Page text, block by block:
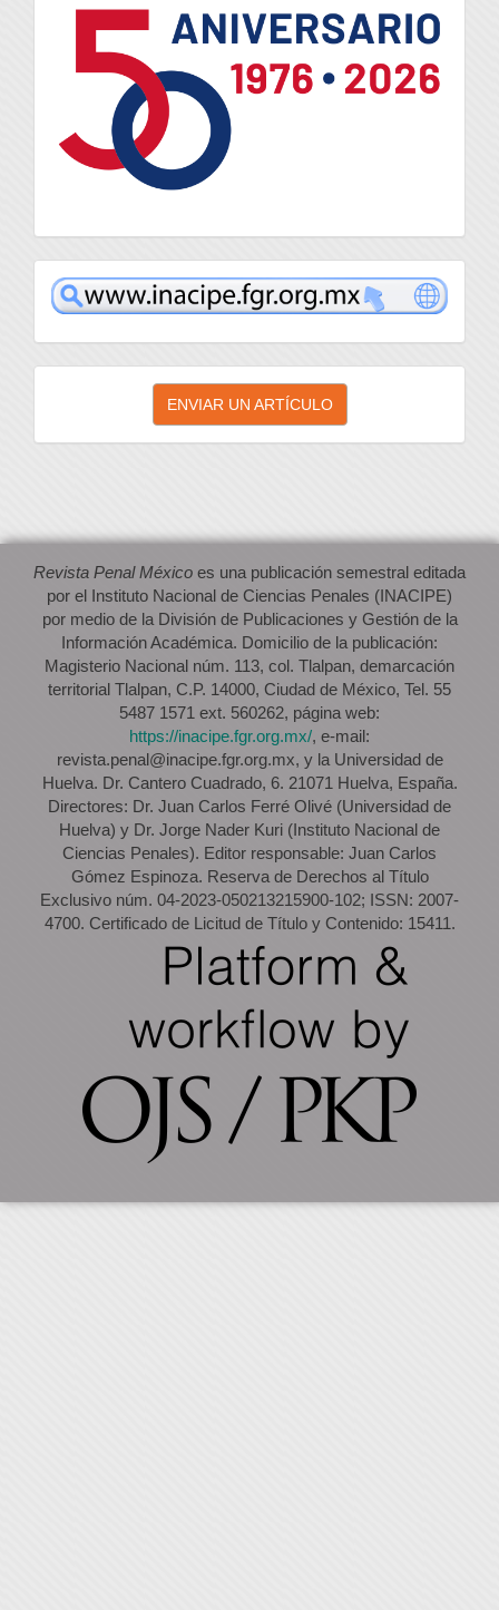
inacipe
Enviar
artículo
ENVIAR UN ARTÍCULO
Revista Penal México es una publicación semestral editada
por el Instituto Nacional de Ciencias Penales (INACIPE)
por medio de la División de Publicaciones y Gestión de la
Información Académica. Domicilio de la publicación:
Magisterio Nacional núm. 113, col. Tlalpan, demarcación
territorial Tlalpan, C.P. 14000, Ciudad de México, Tel. 55
5487 1571 ext. 560262, página web:
https://inacipe.fgr.org.mx/, e-mail:
revista.penal@inacipe.fgr.org.mx, y la Universidad de
Huelva. Dr. Cantero Cuadrado, 6. 21071 Huelva, España.
Directores: Dr. Juan Carlos Ferré Olivé (Universidad de
Huelva) y Dr. Jorge Nader Kuri (Instituto Nacional de
Ciencias Penales). Editor responsable: Juan Carlos
Gómez Espinoza. Reserva de Derechos al Título
Exclusivo núm. 04-2023-050213215900-102; ISSN: 2007-
4700. Certificado de Licitud de Título y Contenido: 15411.